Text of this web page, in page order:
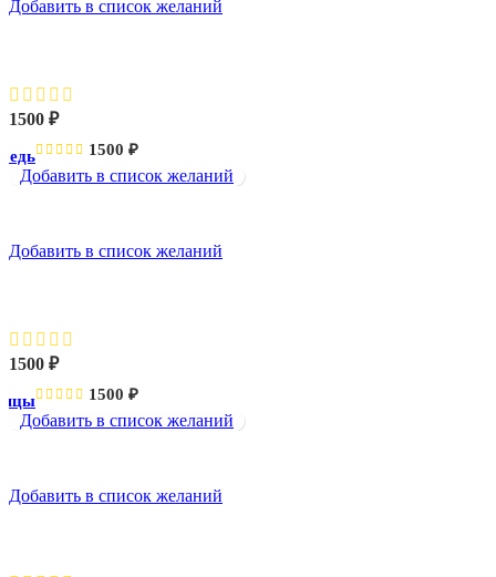
Добавить в список желаний
1500 ₽
1500 ₽
Добавить в список желаний
Добавить в список желаний
1500 ₽
1500 ₽
Добавить в список желаний
Добавить в список желаний